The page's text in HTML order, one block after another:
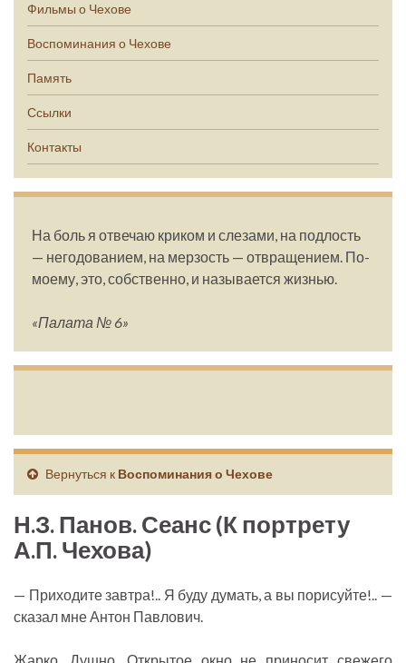
Фильмы о Чехове
Воспоминания о Чехове
Память
Ссылки
Контакты
На боль я отвечаю криком и слезами, на подлость
— негодованием, на мерзость — отвращением. По-
моему, это, собственно, и называется жизнью.
«Палата № 6»
Вернуться к Воспоминания о Чехове
Н.З. Панов. Сеанс (К портрету
А.П. Чехова)
— Приходите завтра!.. Я буду думать, а вы порисуйте!.. —
сказал мне Антон Павлович.